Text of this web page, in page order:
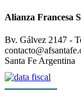
Alianza Francesa
Bv. Gálvez 2147 -
Santa Fe Argentina